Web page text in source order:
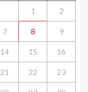
1 2
7 8 9
14 15 16
21 22 23